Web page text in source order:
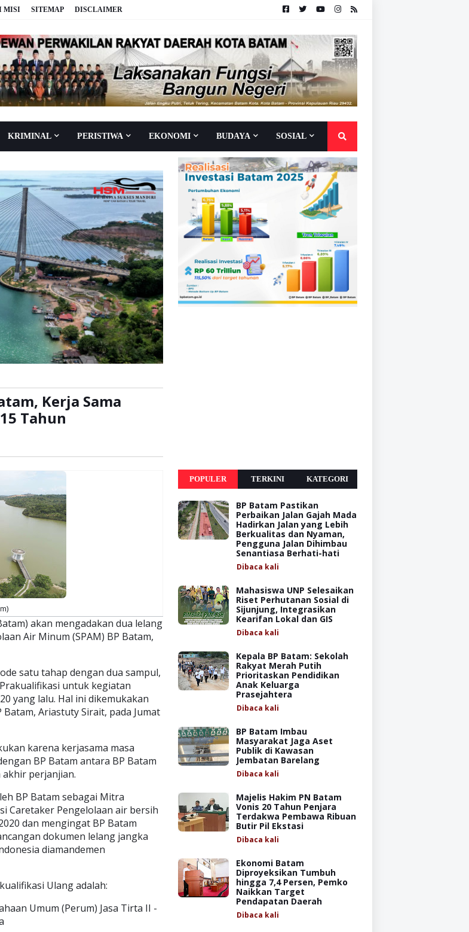
MISI SITEMAP DISCLAIMER
KRIMINAL PERISTIWA EKONOMI BUDAYA SOSIAL
Kerja Sama
Tahun
akan mengadakan dua lelang
Air Minum (SPAM) BP Batam,
satu tahap dengan dua sampul,
untuk kegiatan
yang lalu. Hal ini dikemukakan
Ariastuty Sirait, pada Jumat
karena kerjasama masa
BP Batam antara BP Batam
akhir perjanjian.
BP Batam sebagai Mitra
Caretaker Pengelolaan air bersih
dan mengingat BP Batam
dokumen lelang jangka
diamandemen
Ulang adalah:
Umum (Perum) Jasa Tirta II -
POPULER TERKINI KATEGORI
BP Batam Pastikan
Perbaikan Jalan Gajah Mada
Hadirkan Jalan yang Lebih
Berkualitas dan Nyaman,
Pengguna Jalan Dihimbau
Senantiasa Berhati-hati
Dibaca kali
Mahasiswa UNP Selesaikan
Riset Perhutanan Sosial di
Sijunjung, Integrasikan
Kearifan Lokal dan GIS
Dibaca kali
Kepala BP Batam: Sekolah
Rakyat Merah Putih
Prioritaskan Pendidikan
Anak Keluarga
Prasejahtera
Dibaca kali
BP Batam Imbau
Masyarakat Jaga Aset
Publik di Kawasan
Jembatan Barelang
Dibaca kali
Majelis Hakim PN Batam
Vonis 20 Tahun Penjara
Terdakwa Pembawa Ribuan
Butir Pil Ekstasi
Dibaca kali
Ekonomi Batam
Diproyeksikan Tumbuh
hingga 7,4 Persen, Pemko
Naikkan Target
Pendapatan Daerah
Dibaca kali